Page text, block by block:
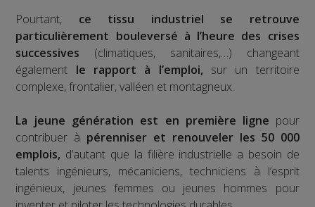
Pourtant, ce tissu industriel se retrouve
particulièrement bouleversé à l’heure des crises
successives (climatiques, sanitaires,…) changeant
également le rapport à l’emploi, sur un territoire
complexe, frontalier, valléen et montagneux.
La jeune génération est en première ligne pour
contribuer à pérenniser et renouveler les 50 000
emplois, d’autant que la filière industrielle a besoin de
talents ingénieurs, mécaniciens, techniciens à l’esprit
ingénieux, jeunes femmes ou jeunes hommes pour